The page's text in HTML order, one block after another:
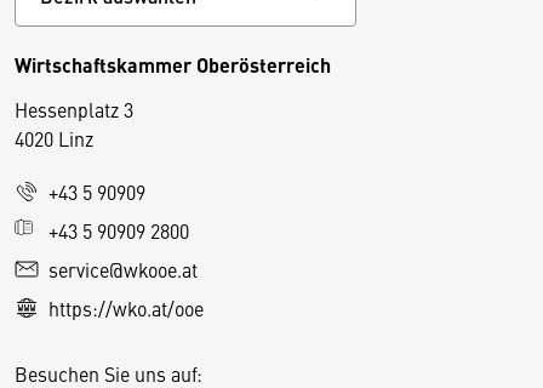
Wirtschaftskammer Oberösterreich
Hessenplatz 3
4020 Linz
+43 5 90909
+43 5 90909 2800
service@wkooe.at
https://wko.at/ooe
Besuchen Sie uns auf:
D
e
s
S